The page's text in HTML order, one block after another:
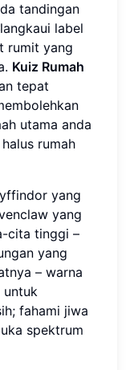
tandingan
label
rumit yang
Kuiz Rumah
tepat
utama anda
rumah
yang
yang
cita tinggi –
yang
– warna
untuk
fahami jiwa
spektrum